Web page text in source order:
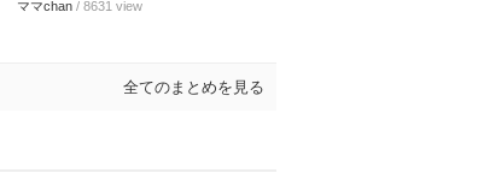
ママchan / 8631 view
全てのまとめを見る